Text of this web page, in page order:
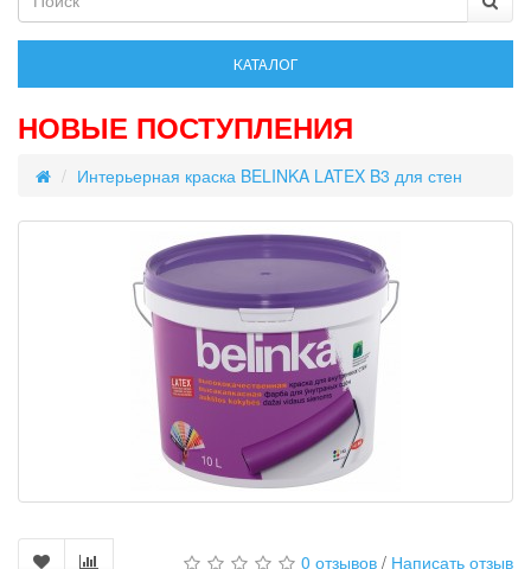
НОВЫЕ ПОСТУПЛЕНИЯ
Интерьерная краска BELINKA LATEX B3 для стен
0 отзывов / Написать отзыв